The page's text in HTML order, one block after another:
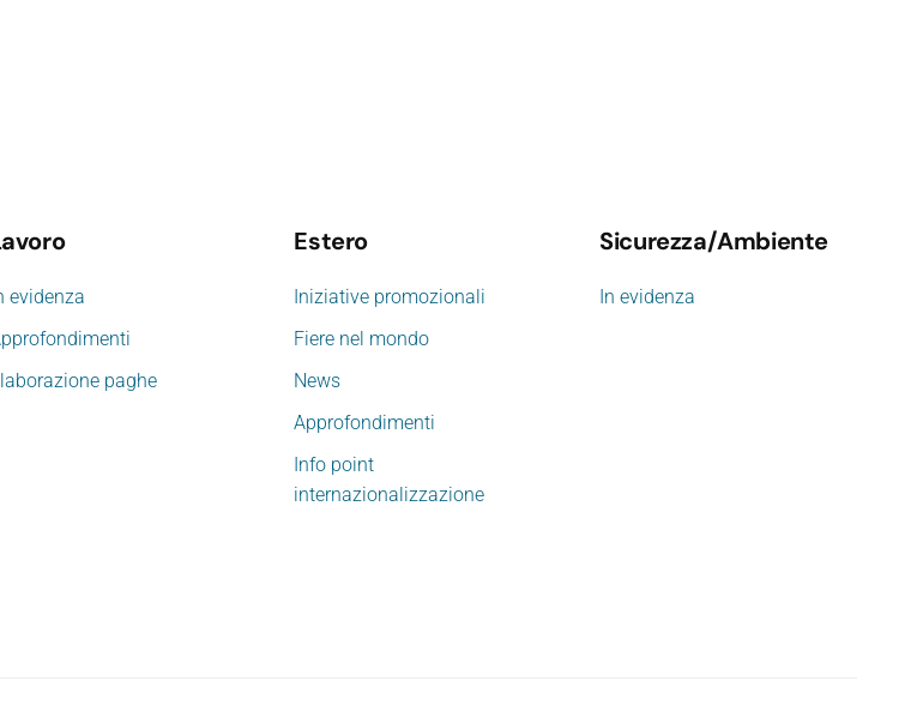
evidenza
paghe
Estero
Iniziative promozionali
Fiere nel mondo
News
Approfondimenti
Info point
internazionalizzazione
Sicurezza/Ambiente
In evidenza